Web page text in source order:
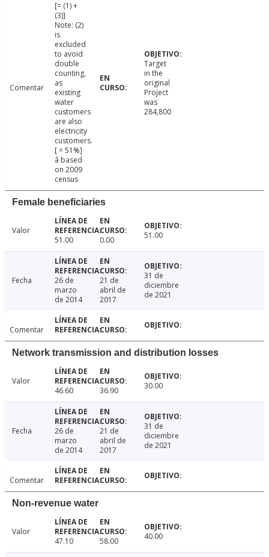
Comentar
[= (1) +
(3)]
Note: (2)
is
excluded
to avoid
double
counting,
as
existing
water
customers
are also
electricity
customers.
[ = 51%]
â based
on 2009
census
Target
in the
original
Project
was
284,800
Female beneficiaries
Valor
51.00
0.00 51.00
Fecha
26 de
marzo
de 2014
21 de
abril de
2017
31 de
diciembre
de 2021
Comentar
Network transmission and distribution losses
Valor
46.60
36.90 30.00
Fecha
26 de
marzo
de 2014
21 de
abril de
2017
31 de
diciembre
de 2021
Comentar
Non-revenue water
Valor
47.10
58.00 40.00